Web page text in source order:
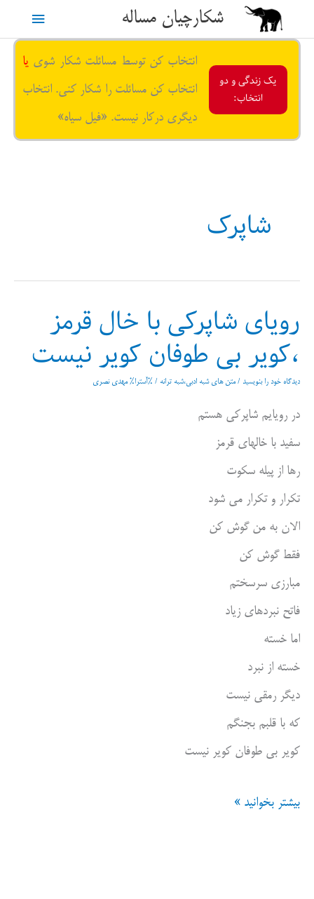
محتوا
شکارچیان مساله
فهرست
یک زندگی و دو
انتخاب:
انتخاب کن توسط مسائلت شکار شوی یا
انتخاب کن مسائلت را شکار کنی. انتخاب
دیگری درکار نیست. «فیل سیاه»
شاپرک
رویای شاپرکی با خال قرمز
،کویر بی طوفان کویر نیست
دیدگاه‌ خود را بنویسید /متن های شبه ادبی،شبه ترانه / %آسترا% مهدی نصری
در رویایم شاپرکی هستم
سفید با خالهای قرمز
رها از پیله سکوت
تکرار و تکرار می شود
الان به من گوش کن
فقط گوش کن
مبارزی سرسختم
فاتح نبردهای زیاد
اما خسته
خسته از نبرد
دیگر رمقی نیست
که با قلبم بجنگم
کویر بی طوفان کویر نیست
رویای
بیشتر بخوانید »